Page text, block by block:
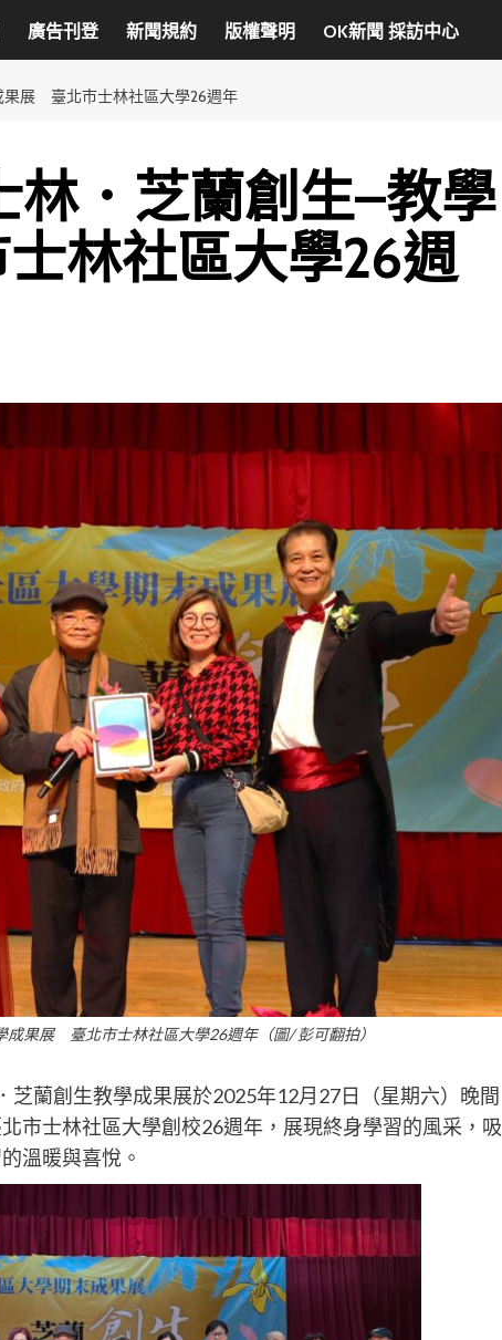
廣告刊登 新聞規約 版權聲明 OK新聞 採訪中心
果展 臺北市士林社區大學26週年
林．芝蘭創生–教學
林社區大學26週
成果展 臺北市士林社區大學26週年（圖/ 彭可翻拍）
芝蘭創生教學成果展於2025年12月27日（星期六）晚間
市士林社區大學創校26週年，展現終身學習的風采，吸
溫暖與喜悅。